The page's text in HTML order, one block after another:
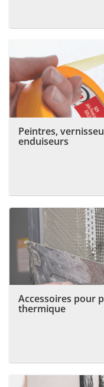
Peintres,
enduiseurs
Accessoires pour
thermique